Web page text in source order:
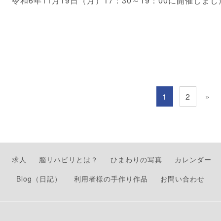
1 2 »
求人 脳リハビリとは？ ひまわりの写真 カレンダー
Blog（日記）
利用者様の手作り作品 お問い合わせ